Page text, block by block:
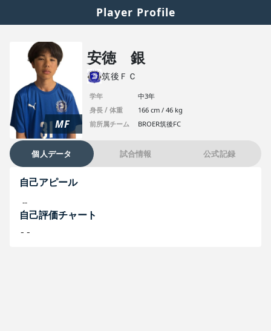
Player Profile
MF
安徳 銀
筑後ＦＣ
学年
中3年
身長 / 体重
166 cm / 46 kg
前所属チーム
BROER筑後FC
個人データ 試合情報 公式記録
自己アピール
--
自己評価チャート
--